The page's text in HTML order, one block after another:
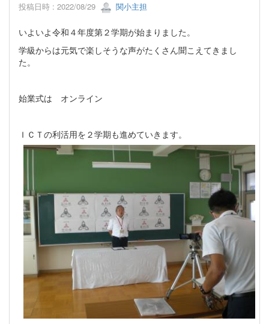
投稿日時 : 2022/08/29 関小主担
いよいよ令和４年度第２学期が始まりました。
学級からは元気で楽しそうな声がたくさん聞こえてきまし
た。
始業式は オンライン
ＩＣＴの利活用を２学期も進めていきます。